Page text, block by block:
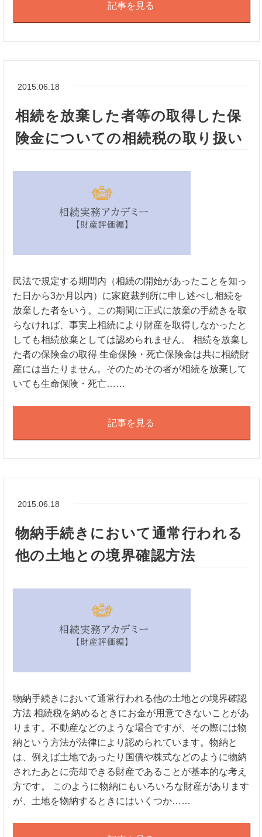
記事を見る
2015.06.18
相続を放棄した者等の取得した保
険金についての相続税の取り扱い
民法で規定する期間内（相続の開始があったことを知っ
た日から3か月以内）に家庭裁判所に申し述べし相続を
放棄した者をいう。この期間に正式に放棄の手続きを取
らなければ、事実上相続により財産を取得しなかったと
しても相続放棄としては認められません。 相続を放棄し
た者の保険金の取得 生命保険・死亡保険金は共に相続財
産には当たりません。そのためその者が相続を放棄して
いても生命保険・死亡……
記事を見る
2015.06.18
物納手続きにおいて通常行われる
他の土地との境界確認方法
物納手続きにおいて通常行われる他の土地との境界確認
方法 相続税を納めるときにお金が用意できないことがあ
ります。不動産などのような場合ですが、その際には物
納という方法が法律により認められています。物納と
は、例えば土地であったり国債や株式などのように物納
されたあとに売却できる財産であることが基本的な考え
方です。 このように物納にもいろいろな財産があります
が、土地を物納するときにはいくつか……